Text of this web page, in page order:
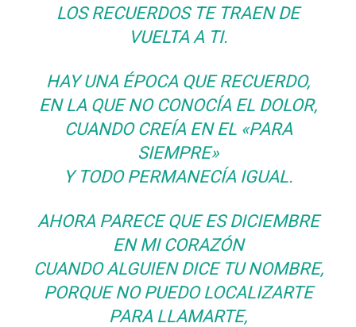
LOS RECUERDOS TE TRAEN DE
VUELTA A TI.
HAY UNA ÉPOCA QUE RECUERDO,
EN LA QUE NO CONOCÍA EL DOLOR,
CUANDO CREÍA EN EL «PARA
SIEMPRE»
Y TODO PERMANECÍA IGUAL.
AHORA PARECE QUE ES DICIEMBRE
EN MI CORAZÓN
CUANDO ALGUIEN DICE TU NOMBRE,
PORQUE NO PUEDO LOCALIZARTE
PARA LLAMARTE,